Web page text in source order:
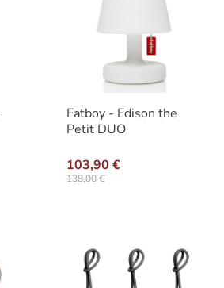
Fatboy - Edison the
Petit DUO
103,90 €
138,00 €